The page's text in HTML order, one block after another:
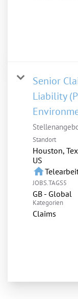
Senior
Liability
Standort
Houston,
home
JOBS.TAGS5
GB - Global
Kategorien
Claims